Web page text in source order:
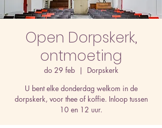
Open Dorpskerk,
ontmoeting
do 29 feb
  |
Dorpskerk
U bent elke donderdag welkom in de
dorpskerk, voor thee of koffie. Inloop tussen
10 en 12 uur.